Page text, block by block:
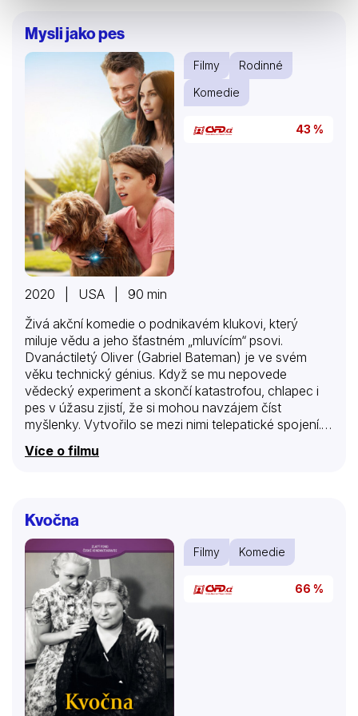
lumpáren svým sousedům, ale také musí vyzrát na
nebezpečného lupiče „Sama Kudlu“ (Christopher
Mysli jako pes
Filmy
Rodinné
Komedie
43 %
2020 | USA | 90 min
Živá akční komedie o podnikavém klukovi, který
miluje vědu a jeho šťastném „mluvícím“ psovi.
Dvanáctiletý Oliver (Gabriel Bateman) je ve svém
věku technický génius. Když se mu nepovede
vědecký experiment a skončí katastrofou, chlapec i
pes v úžasu zjistí, že si mohou navzájem číst
myšlenky. Vytvořilo se mezi nimi telepatické spojení.
problémům rodiny a školy. Samozřejmě, způsobem
Více o filmu
Kvočna
Filmy Komedie
66 %